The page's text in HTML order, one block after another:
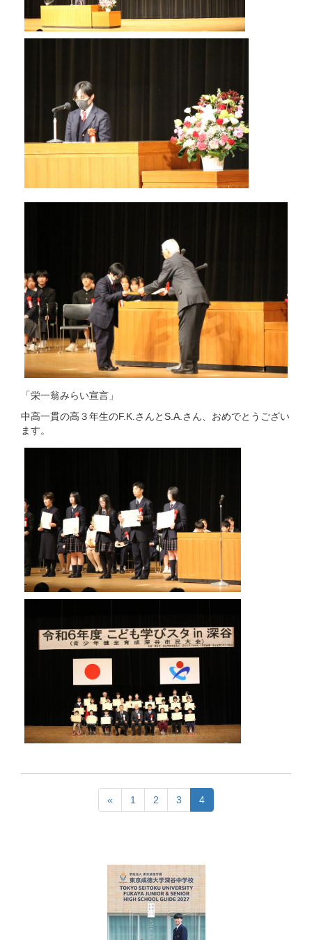
「栄一翁みらい宣言」
中高一貫の高３年生のF.K.さんとS.A.さん、おめでとうござい
ます。
« 1 2 3 4